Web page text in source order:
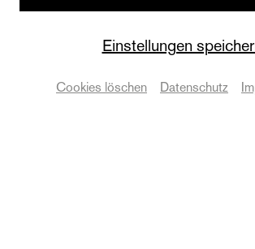
Kinderstadt 2025
Einstellungen
Cookies löschen Datenschutz